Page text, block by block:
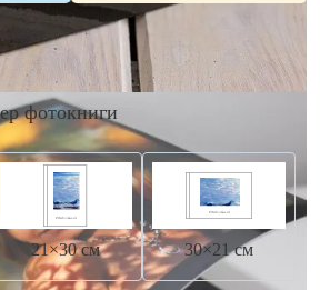
фотокниги
21×30 см 30×21 см